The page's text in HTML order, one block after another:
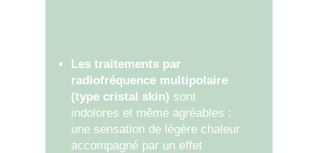
Les traitements par
radiofréquence multipolaire
(type cristal skin) sont
indolores et même agréables :
une sensation de légère chaleur
accompagné par un effet